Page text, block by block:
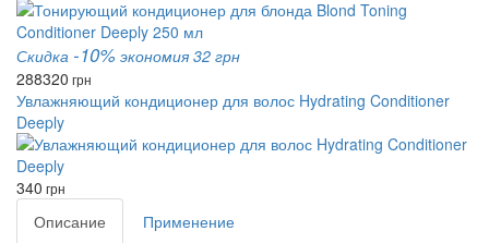
Скидка -10% экономия 32 грн
288320 грн
Увлажняющий кондиционер для волос Hydrating Conditioner
Deeply
340 грн
Описание
Применение